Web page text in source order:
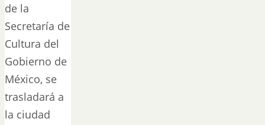
de la
Secretaría de
Cultura del
Gobierno de
México, se
trasladará a
la ciudad